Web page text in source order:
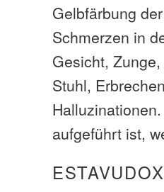
Gelbfärbung
Schmerzen in
Gesicht,
Stuhl,
aufgeführt ist,